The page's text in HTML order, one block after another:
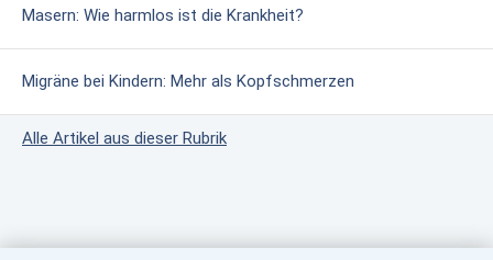
Masern: Wie harmlos ist die Krankheit?
Migräne bei Kindern: Mehr als Kopfschmerzen
Alle Artikel aus dieser Rubrik